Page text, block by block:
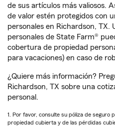
de sus artículos más valiosos.
de valor estén protegidos con
personales en Richardson, TX.
personales de State Farm®
cobertura de propiedad
para vacaciones) en caso de
¿Quiere más información?
Richardson, TX sobre una
personal.
1. Por favor, consulte su póliza de seguro
propiedad cubierta y de las pérdidas